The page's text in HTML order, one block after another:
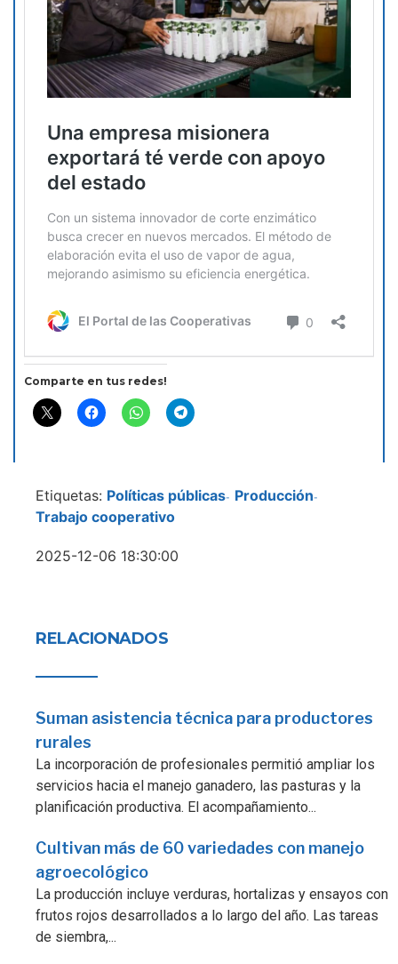
Comparte en tus redes!
Etiquetas: Políticas públicas- Producción-
Trabajo cooperativo
2025-12-06 18:30:00
RELACIONADOS
Suman asistencia técnica para productores
rurales
La incorporación de profesionales permitió ampliar los
servicios hacia el manejo ganadero, las pasturas y la
planificación productiva. El acompañamiento...
Cultivan más de 60 variedades con manejo
agroecológico
La producción incluye verduras, hortalizas y ensayos con
frutos rojos desarrollados a lo largo del año. Las tareas
de siembra,...